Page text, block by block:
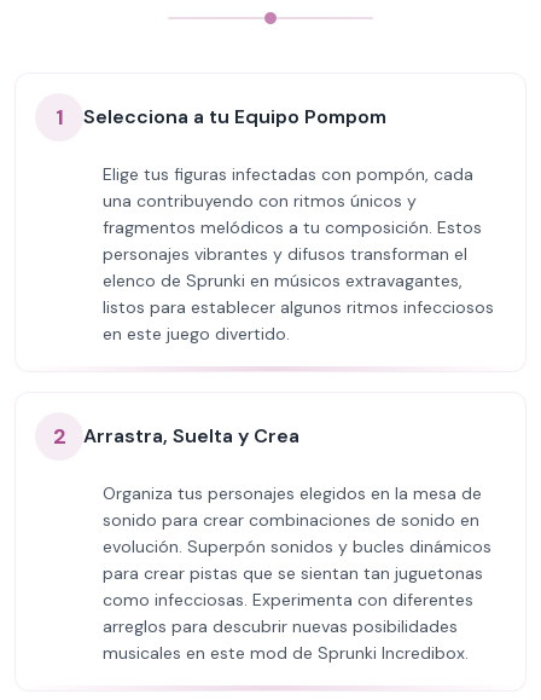
1 Selecciona a tu Equipo Pompom
Elige tus figuras infectadas con pompón, cada
una contribuyendo con ritmos únicos y
fragmentos melódicos a tu composición. Estos
personajes vibrantes y difusos transforman el
elenco de Sprunki en músicos extravagantes,
listos para establecer algunos ritmos infecciosos
en este juego divertido.
2 Arrastra, Suelta y Crea
Organiza tus personajes elegidos en la mesa de
sonido para crear combinaciones de sonido en
evolución. Superpón sonidos y bucles dinámicos
para crear pistas que se sientan tan juguetonas
como infecciosas. Experimenta con diferentes
arreglos para descubrir nuevas posibilidades
musicales en este mod de Sprunki Incredibox.